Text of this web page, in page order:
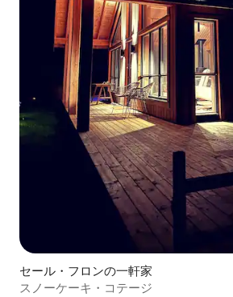
セール・フロンの一軒家
スノーケーキ・コテージ